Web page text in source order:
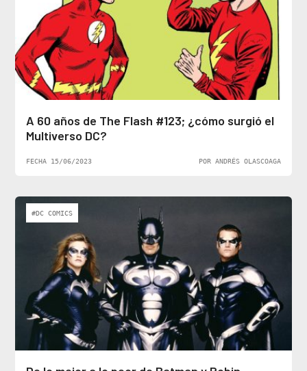
A 60 años de The Flash #123; ¿cómo surgió el
Multiverso DC?
FECHA 15/06/2023 POR ANDRÉS OLASCOAGA
#DC COMICS